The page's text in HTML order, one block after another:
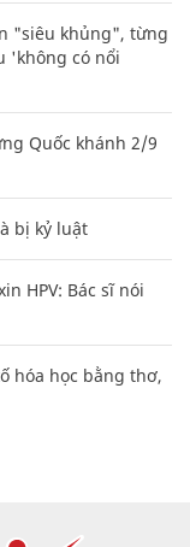
"siêu khủng", từng
'không có nổi
Quốc khánh 2/9
bị kỷ luật
HPV: Bác sĩ nói
hóa học bằng thơ,